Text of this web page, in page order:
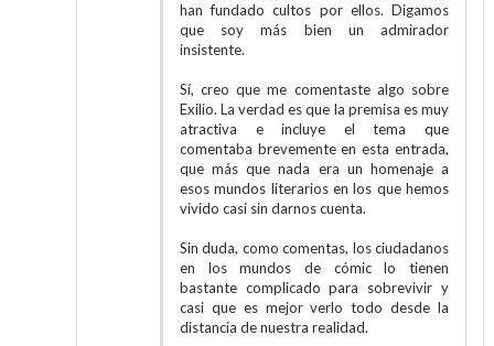
han fundado cultos por ellos. Digamos
que soy más bien un admirador
insistente.
Sí, creo que me comentaste algo sobre
Exilio. La verdad es que la premisa es muy
atractiva e incluye el tema que
comentaba brevemente en esta entrada,
que más que nada era un homenaje a
esos mundos literarios en los que hemos
vivido casi sin darnos cuenta.
Sin duda, como comentas, los ciudadanos
en los mundos de cómic lo tienen
bastante complicado para sobrevivir y
casi que es mejor verlo todo desde la
distancia de nuestra realidad.